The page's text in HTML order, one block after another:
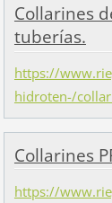
Collarines
tuberías.
https://
hidroten-/
Collarines
https://